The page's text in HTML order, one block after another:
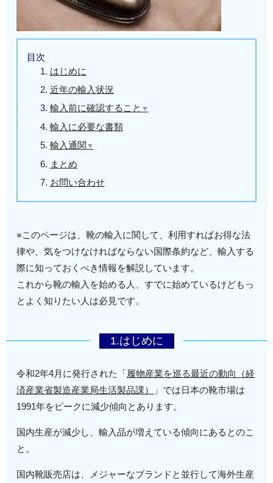
目次
はじめに
近年の輸入状況
輸入前に確認すること ▼
✍ワシントン条約
✍関税割当制度
輸入に必要な書類
輸入通関 ▼
✍HSコード・関税
✍輸入申告
まとめ
お問い合わせ
※このページは、靴の輸入に関して、利用すればお得な法
律や、気をつけなければならない国際条約など、輸入する
際に知っておくべき情報を解説しています。
これから靴の輸入を始める人、すでに始めているけどもっ
とよく知りたい人は必見です。
1.はじめに
令和2年4月に発行された「履物産業を巡る最近の動向（経
済産業省製造産業局生活製品課）
」では日本の靴市場は
1991年をピークに減少傾向とあります。
国内生産が減少し、輸入品が増えている傾向にあるとのこ
と。
国内靴販売店は、メジャーなブランドと並行して海外生産